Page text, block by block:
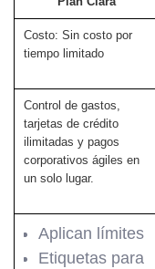
Costo: Sin costo por
tiempo limitado
Control de gastos,
tarjetas de crédito
ilimitadas y pagos
corporativos ágiles en
un solo lugar.
Aplican límites
Etiquetas para